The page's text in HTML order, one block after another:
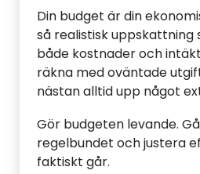
Din budget är din
så realistisk uppskattning
både kostnader och
räkna med oväntade
nästan alltid upp något
Gör budgeten levande.
regelbundet och justera
faktiskt går.